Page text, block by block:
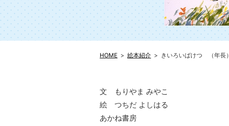
HOME 絵本紹介 きいろいばけつ （年長）
文 もりやま みやこ
絵 つちだ よしはる
あかね書房